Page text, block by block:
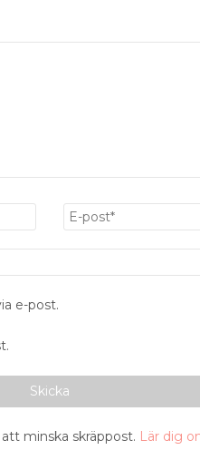
e-post.
minska skräppost. Lär dig